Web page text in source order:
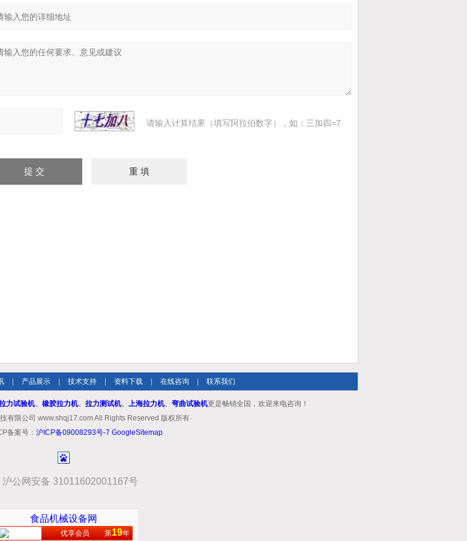
请输入计算结果（填写阿拉伯数字），如：三加四=7
产品展示 技术支持 资料下载 在线咨询 联系我们
力试验机、 橡胶拉力机、 拉力测试机、 上海拉力机、 弯曲试验机更是畅销全国，欢迎来电咨询！
有限公司 www.shqj17.com All Rights Reserved 版权所有·
备案号： 沪ICP备09008293号-7 GoogleSitemap
沪公网安备 31011602001167号
食品机械设备网
优享会员 第19年